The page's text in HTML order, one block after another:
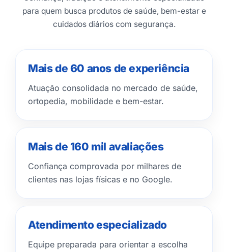
para quem busca produtos de saúde, bem-estar e
cuidados diários com segurança.
Mais de 60 anos de experiência
Atuação consolidada no mercado de saúde,
ortopedia, mobilidade e bem-estar.
Mais de 160 mil avaliações
Confiança comprovada por milhares de
clientes nas lojas físicas e no Google.
Atendimento especializado
Equipe preparada para orientar a escolha